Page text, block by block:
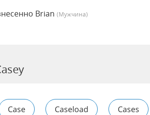
Brian (мужчина)
Case Caseload Cases